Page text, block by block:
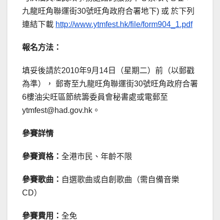
九龍旺角聯運街30號旺角政府合署地下) 或 於下列
連結下載 http://www.ytmfest.hk/file/form904_1.pdf
報名方法：
填妥後請於2010年9月14日（星期二）前（以郵戳
為準）， 郵寄至九龍旺角聯運街30號旺角政府合署
6樓油尖旺區節統籌委員會秘書處或電郵至
ytmfest@had.gov.hk 。
參賽詳情
參賽資格： 全港市民、年齡不限
參賽歌曲： 自選歌曲或自創歌曲（需自備音樂
CD）
參賽費用： 全免